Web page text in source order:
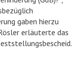
gaben hierzu
erläuterte das